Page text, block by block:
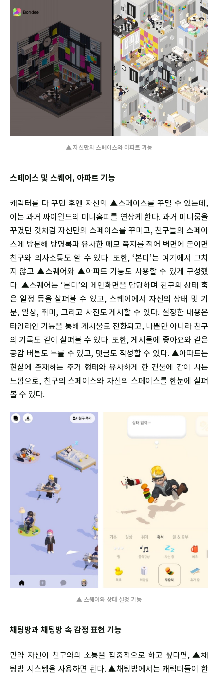
▲ 자신만의 스페이스와 아파트 기능
스페이스 및 스퀘어, 아파트 기능
캐릭터를 다 꾸민 후엔 자신의 ▲스페이스를 꾸밀 수 있는데,
이는 과거 싸이월드의 미니홈피를 연상케 한다. 과거 미니룸을
꾸몄던 것처럼 자신만의 스페이스를 꾸미고, 친구들의 스페이
스에 방문해 방명록과 유사한 메모 쪽지를 적어 벽면에 붙이면
친구와 의사소통도 할 수 있다. 또한, ‘본디’는 여기에서 그치
지 않고 ▲스퀘어와 ▲아파트 기능도 사용할 수 있게 구성했
다. ▲스퀘어는 ‘본디’의 메인화면을 담당하며 친구의 상태 혹
은 일정 등을 살펴볼 수 있고, 스퀘어에서 자신의 상태 및 기
분, 일상, 취미, 그리고 사진도 게시할 수 있다. 설정한 내용은
타임라인 기능을 통해 게시물로 전환되고, 나뿐만 아니라 친구
의 기록도 같이 살펴볼 수 있다. 또한, 게시물에 좋아요와 같은
공감 버튼도 누를 수 있고, 댓글도 작성할 수 있다. ▲아파트는
현실에 존재하는 주거 형태와 유사하게 한 건물에 같이 사는
느낌으로, 친구의 스페이스와 자신의 스페이스를 한눈에 살펴
볼 수 있다.
▲ 스퀘어와 상태 설정 기능
채팅방과 채팅방 속 감정 표현 기능
만약 자신이 친구와의 소통을 집중적으로 하고 싶다면, ▲채
팅방 시스템을 사용하면 된다. ▲채팅방에서는 캐릭터들이 한